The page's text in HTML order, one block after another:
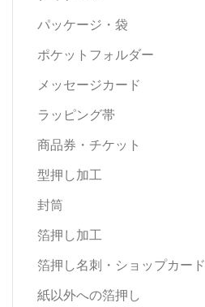
パッケージ・袋
ポケットフォルダー
メッセージカード
ラッピング帯
商品券・チケット
型押し加工
封筒
箔押し加工
箔押し名刺・ショップカード
紙以外への箔押し